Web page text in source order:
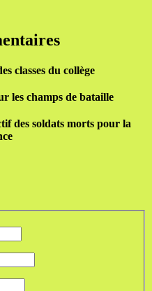
classes du collège
les champs de bataille
des soldats morts pour la